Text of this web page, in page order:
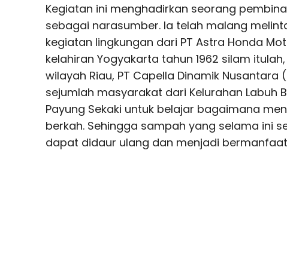
Kegiatan ini menghadirkan seorang
sebagai narasumber. Ia telah malang
kegiatan lingkungan dari PT Astra Honda
kelahiran Yogyakarta tahun 1962 silam
wilayah Riau, PT Capella Dinamik Nusantara
sejumlah masyarakat dari Kelurahan Labuh
Payung Sekaki untuk belajar bagaimana
berkah. Sehingga sampah yang selama ini
dapat didaur ulang dan menjadi